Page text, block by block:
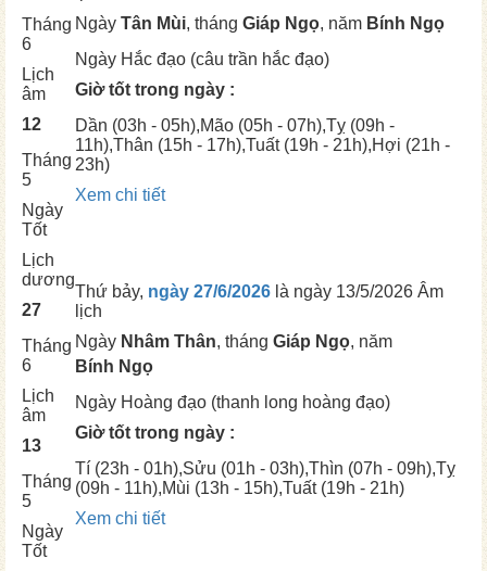
Tháng
6
Lịch
âm
12
Tháng
5
Ngày
Tốt
Ngày Tân Mùi, tháng Giáp Ngọ, năm Bính Ngọ
Ngày Hắc đạo (câu trần hắc đạo)
Giờ tốt trong ngày :
Dần (03h - 05h),Mão (05h - 07h),Tỵ (09h -
11h),Thân (15h - 17h),Tuất(19h - 21h),Hợi (21h -
23h)
Xem chi tiết
Lịch
dương
27
Tháng
6
Lịch
âm
13
Tháng
5
Ngày
Tốt
Thứ bảy, ngày 27/6/2026 là ngày 13/5/2026 Âm
lịch
Ngày Nhâm Thân, tháng Giáp Ngọ, năm
Bính Ngọ
Ngày Hoàng đạo (thanh long hoàng đạo)
Giờ tốt trong ngày :
Tí (23h - 01h),Sửu (01h - 03h),Thìn (07h - 09h),Tỵ
(09h - 11h),Mùi (13h - 15h),Tuất(19h - 21h)
Xem chi tiết